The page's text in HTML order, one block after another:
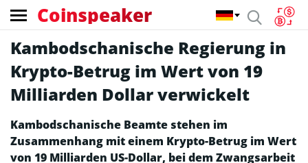
Coinspeaker
Kambodschanische Regierung in
Krypto-Betrug im Wert von 19
Milliarden Dollar verwickelt
Kambodschanische Beamte stehen im
Zusammenhang mit einem Krypto-Betrug im Wert
von 19 Milliarden US-Dollar, bei dem Zwangsarbeit